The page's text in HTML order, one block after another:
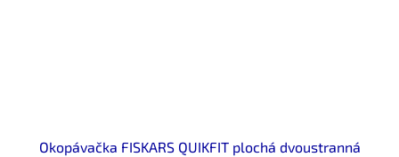
Okopávačka FISKARS QUIKFIT plochá dvoustranná